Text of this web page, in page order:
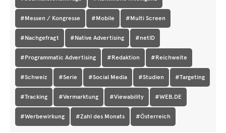
#Messen / Kongresse #Mobile #Multi Screen
#Nachgefragt #Native Advertising #netID
#Programmatic Advertising #Redaktion #Reichweite
#Schweiz #Serie #Social Media #Studien #Targeting
#Tracking #Vermarktung #Viewability #WEB.DE
#Werbewirkung #Zahl des Monats #Österreich